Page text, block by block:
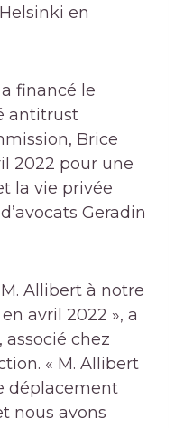
en
financé le
antitrust
Brice
2022 pour une
la vie privée
Geradin
Allibert à notre
avril 2022 », a
chez
« M. Allibert
déplacement
nous avons